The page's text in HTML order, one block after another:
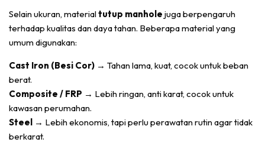
Selain ukuran, materialtutup manhole juga berpengaruh
terhadap kualitas dan daya tahan. Beberapa material yang
umum digunakan:
Cast Iron (Besi Cor) → Tahan lama, kuat, cocok untuk beban
berat.
Composite / FRP → Lebih ringan, anti karat, cocok untuk
kawasan perumahan.
Steel → Lebih ekonomis, tapi perlu perawatan rutin agar tidak
berkarat.